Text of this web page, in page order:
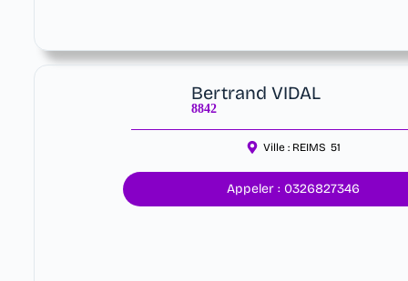
Bertrand VIDAL
8842
Ville : REIMS 51
Appeler : 0326827346